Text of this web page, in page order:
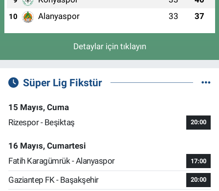
10 Alanyaspor 33 37
Detaylar için tıklayın
Süper Lig Fikstür
15 Mayıs, Cuma
Rizespor - Beşiktaş
20:00
16 Mayıs, Cumartesi
Fatih Karagümrük - Alanyaspor
17:00
Gaziantep FK - Başakşehir 20:00